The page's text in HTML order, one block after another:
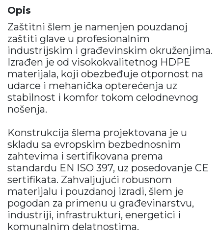
Opis
Zaštitni šlem je namenjen pouzdanoj
zaštiti glave u profesionalnim
industrijskim i građevinskim okruženjima.
Izrađen je od visokokvalitetnog HDPE
materijala, koji obezbeđuje otpornost na
udarce i mehanička opterećenja uz
stabilnost i komfor tokom celodnevnog
nošenja.
Konstrukcija šlema projektovana je u
skladu sa evropskim bezbednosnim
zahtevima i sertifikovana prema
standardu EN ISO 397, uz posedovanje CE
sertifikata. Zahvaljujući robusnom
materijalu i pouzdanoj izradi, šlem je
pogodan za primenu u građevinarstvu,
industriji, infrastrukturi, energetici i
komunalnim delatnostima.